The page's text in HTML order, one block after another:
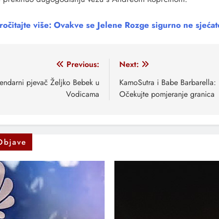
više: Ovakve se Jelene Rozge sigurno ne
Previous:
pjevač Željko Bebek u
Vodicama
Next:
KamoSutra i Babe Barbarella:
Očekujte pomjeranje granica